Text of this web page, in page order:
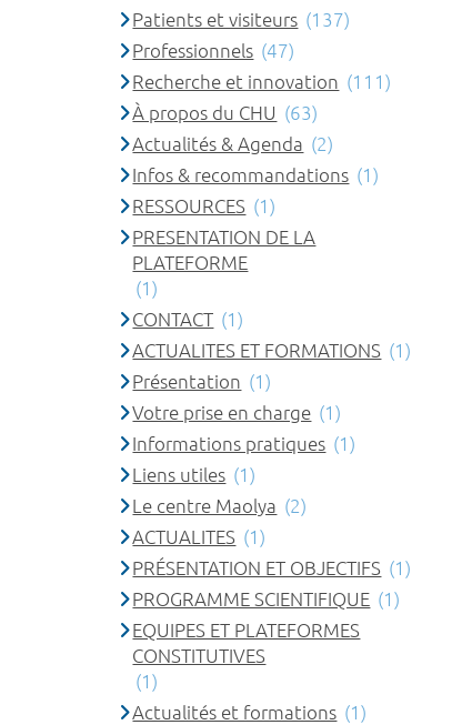
Patients et visiteurs (137)
Professionnels (47)
Recherche et innovation (111)
À propos du CHU (63)
Actualités & Agenda (2)
Infos & recommandations (1)
RESSOURCES (1)
PRESENTATION DE LA
PLATEFORME
(1)
CONTACT (1)
ACTUALITES ET FORMATIONS (1)
Présentation (1)
Votre prise en charge (1)
Informations pratiques (1)
Liens utiles (1)
Le centre Maolya (2)
ACTUALITES (1)
PRÉSENTATION ET OBJECTIFS (1)
PROGRAMME SCIENTIFIQUE (1)
EQUIPES ET PLATEFORMES
CONSTITUTIVES
(1)
Actualités et formations (1)